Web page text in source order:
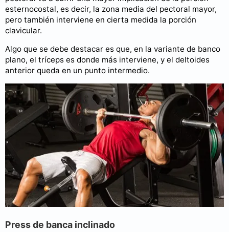
esternocostal, es decir, la zona media del pectoral mayor,
pero también interviene en cierta medida la porción
clavicular.
Algo que se debe destacar es que, en la variante de banco
plano, el tríceps es donde más interviene, y el deltoides
anterior queda en un punto intermedio.
Press de banca inclinado